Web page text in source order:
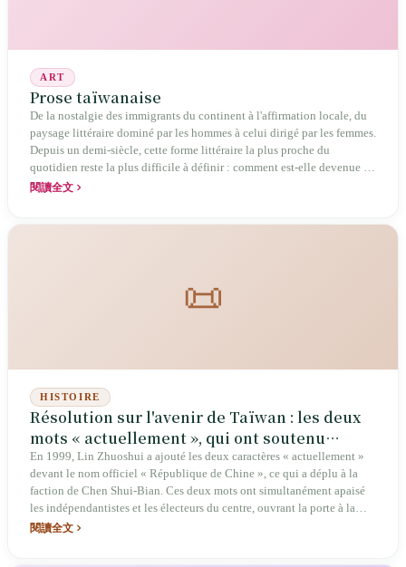
ART
Prose taïwanaise
De la nostalgie des immigrants du continent à l'affirmation locale, du
paysage littéraire dominé par les hommes à celui dirigé par les femmes.
Depuis un demi-siècle, cette forme littéraire la plus proche du
quotidien reste la plus difficile à définir : comment est-elle devenue le
porte‑voyageur de la mémoire émotionnelle des Taïwanais ?
閱讀全文
📜
HISTOIRE
Résolution sur l'avenir de Taïwan : les deux
mots « actuellement », qui ont soutenu
vingt‑sept ans
En 1999, Lin Zhuoshui a ajouté les deux caractères « actuellement »
devant le nom officiel « République de Chine », ce qui a déplu à la
faction de Chen Shui‑Bian. Ces deux mots ont simultanément apaisé
les indépendantistes et les électeurs du centre, ouvrant la porte à la
première alternance politique en 2000. Vingt‑sept ans plus tard, les
閱讀全文